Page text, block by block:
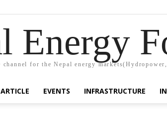
Energy
for the Nepal energy
ARTICLE EVENTS INFRASTRUCTURE